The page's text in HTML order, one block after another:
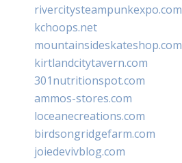
rivercitysteampunkexpo.com
kchoops.net
mountainsideskateshop.com
kirtlandcitytavern.com
301nutritionspot.com
ammos-stores.com
loceanecreations.com
birdsongridgefarm.com
joiedevivblog.com